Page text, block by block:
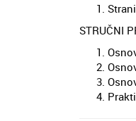
STRUČNI